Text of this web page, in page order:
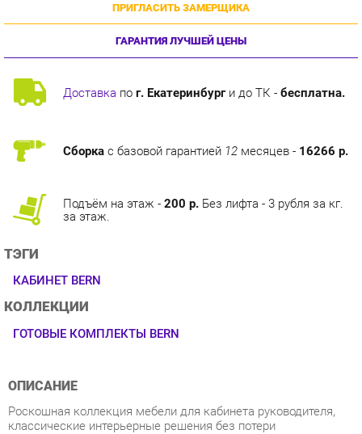
ГАРАНТИЯ ЛУЧШЕЙ ЦЕНЫ
Доставкапог. Екатеринбурги до ТК -бесплатна.
ТЭГИ
КОЛЛЕКЦИИ
ОПИСАНИЕ
классические интерьерные решения без потери
функциональности, оптимальное соотношение цены и
качества, современные и качественные материалы, удобная
эргономика основные преимущества серии Bern от